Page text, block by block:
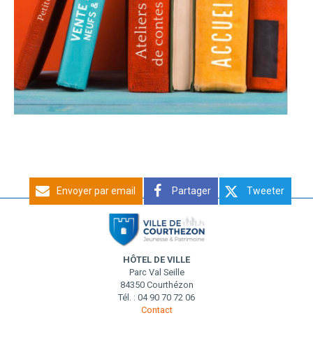
Envoyer par email Partager Tweeter
HÔTEL DE VILLE
Parc Val Seille
84350 Courthézon
Tél. : 04 90 70 72 06
Contact